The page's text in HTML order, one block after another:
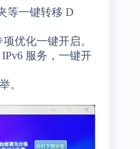
等一键转移 D
优化一键开启。
服务，一键开
。